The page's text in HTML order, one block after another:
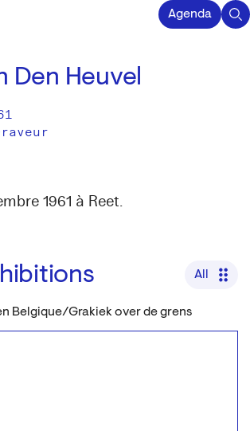
Agenda
Den Heuvel
1961 à Reet.
All
Belgique/Grakiek over de grens